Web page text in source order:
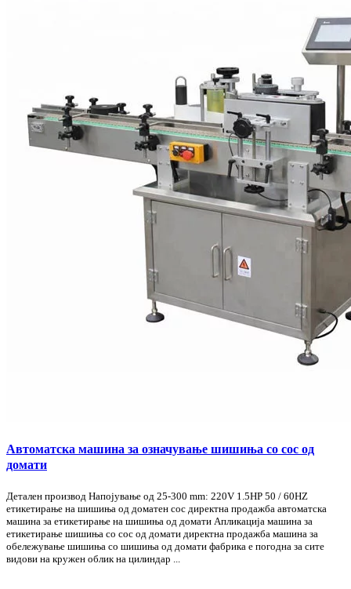
Автоматска машина за означување шишиња со сос од
домати
Детален производ Напојување од 25-300 mm: 220V 1.5HP 50 / 60HZ
етикетирање на шишиња од доматен сос директна продажба автоматска
машина за етикетирање на шишиња од домати Апликација машина за
етикетирање шишиња со сос од домати директна продажба машина за
обележување шишиња со шишиња од домати фабрика е погодна за сите
видови на кружен облик на цилиндар ...